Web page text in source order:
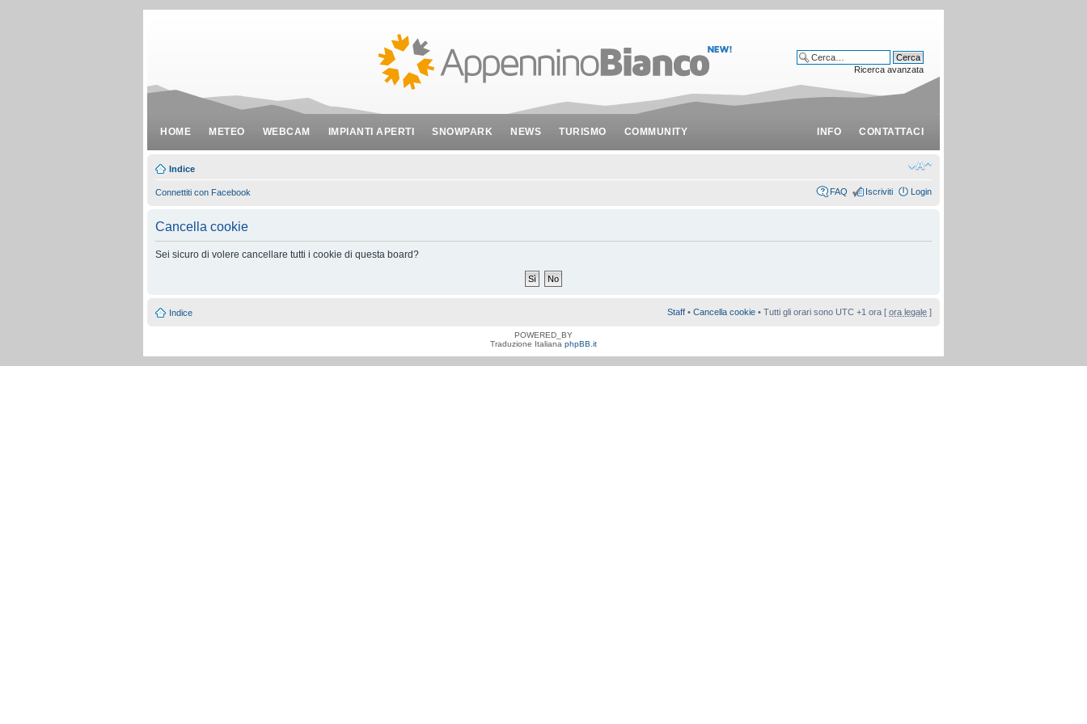
HOME METEO WEBCAM IMPIANTI APERTI SNOWPARK NEWS TURISMO COMMUNITY INFO CONTATTACI
Ricerca avanzata
Indice
Connettiti con Facebook FAQ Iscriviti Login
Cancella cookie
Sei sicuro di volere cancellare tutti i cookie di questa board?
Indice Staff • Cancella cookie • Tutti gli orari sono UTC +1 ora [ ora legale ]
POWERED_BY
Traduzione Italiana phpBB.it